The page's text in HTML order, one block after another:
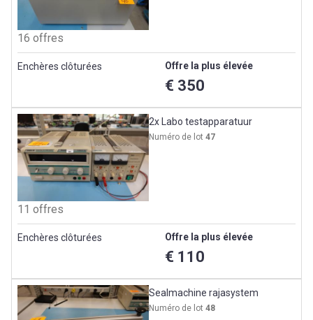
16 offres
Enchères clôturées Offre la plus élevée
€ 350
2x Labo testapparatuur
Numéro de lot47
11 offres
Enchères clôturées Offre la plus élevée
€ 110
Sealmachine rajasystem
Numéro de lot48